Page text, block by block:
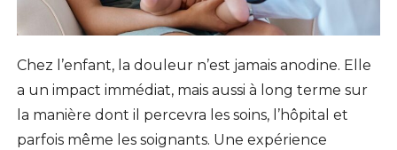
Chez l’enfant, la douleur n’est jamais anodine. Elle
a un impact immédiat, mais aussi à long terme sur
la manière dont il percevra les soins, l’hôpital et
parfois même les soignants. Une expérience